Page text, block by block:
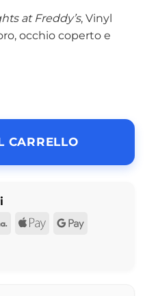
at Freddy’s, Vinyl
occhio coperto e
CARRELLO
Klarna Apple Google